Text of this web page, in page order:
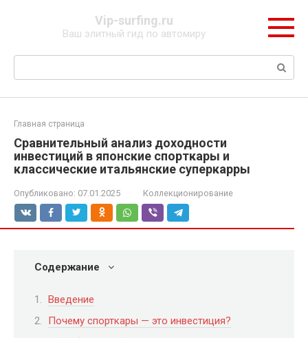
Vip-surfing.ru
Ваш элитный гид по автомиру
Поиск:
Главная страница
Сравнительный анализ доходности
инвестиций в японские спорткары и
классические итальянские суперкарры
Опубликовано: 07.01.2025 Коллекционирование
Содержание
Введение
Почему спорткары — это инвестиция?